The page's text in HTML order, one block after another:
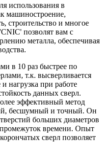
использования в
машиностроение,
строительство и многое
позволят вам с
металла, обеспечивая
в 10 раз быстрее по
т.к. высверливается
нагрузка при работе
данных сверл.
эффективный метод
бесшумный и точный. Он
больших диаметров
промежуток времени. Опыт
сверл позволяет